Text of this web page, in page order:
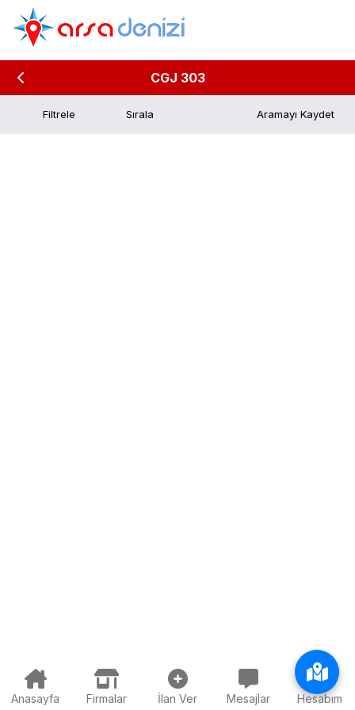
CGJ 303
Filtrele Aramayı Kaydet
Anasayfa Firmalar İlan Ver Mesajlar Hesabım